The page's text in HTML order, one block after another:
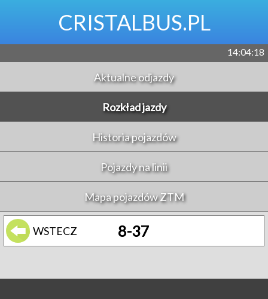
CRISTALBUS.PL
14:04:18
Aktualne odjazdy
Rozkład jazdy
Historia pojazdów
Pojazdy na linii
Mapa pojazdów ZTM
WSTECZ 8-37